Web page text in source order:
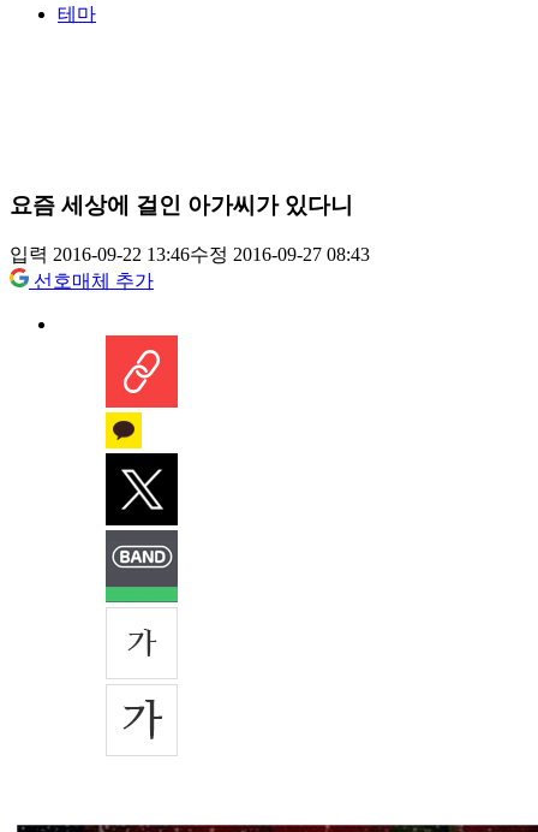
테마
요즘 세상에 걸인 아가씨가 있다니
입력 2016-09-22 13:46수정 2016-09-27 08:43
선호매체 추가